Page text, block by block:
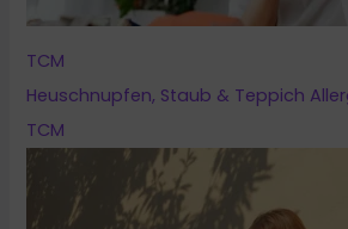
TCM
Heuschnupfen, Staub & Teppich
TCM